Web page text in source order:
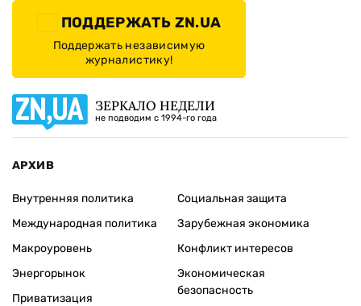
ПОДДЕРЖАТЬ ZN.UA
Поддержать независимую
журналистику!
ЗЕРКАЛО НЕДЕЛИ
не подводим с 1994-го года
АРХИВ
Внутренняя политика
Международная политика
Макроуровень
Энергорынок
Приватизация
Социальная защита
Зарубежная экономика
Конфликт интересов
Экономическая
безопасность